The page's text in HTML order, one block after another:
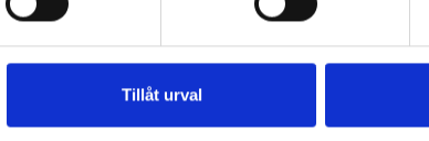
Tillåt urval